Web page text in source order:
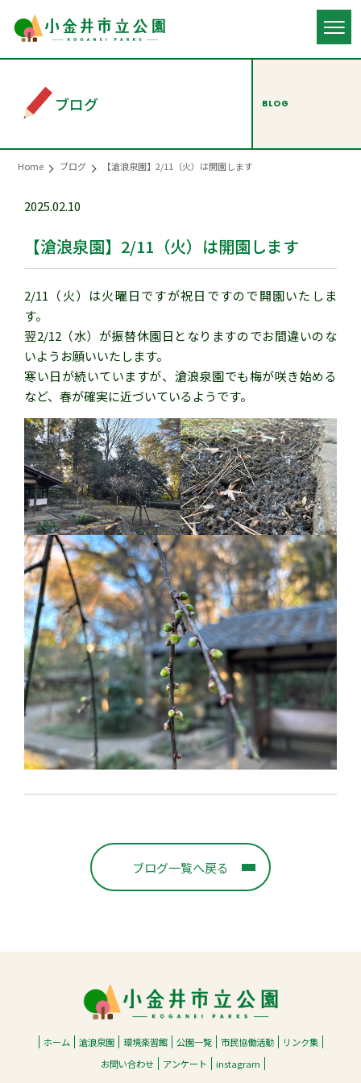
ブログ BLOG
Home ブログ 【滄浪泉園】2/11（火）は開園します
2025.02.10
【滄浪泉園】2/11（火）は開園します
2/11（火）は火曜日ですが祝日ですので開園いたしま
す。
翌2/12（水）が振替休園日となりますのでお間違いのな
いようお願いいたします。
寒い日が続いていますが、滄浪泉園でも梅が咲き始める
など、春が確実に近づいているようです。
ブログ一覧へ戻る
ホーム 滄浪泉園 環境楽習館 公園一覧 市民協働活動
リンク集
お問い合わせ
アンケート instagram